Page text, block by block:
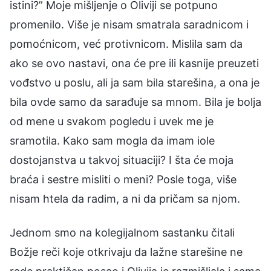
istini?” Moje mišljenje o Oliviji se potpuno
promenilo. Više je nisam smatrala saradnicom i
pomoćnicom, već protivnicom. Mislila sam da
ako se ovo nastavi, ona će pre ili kasnije preuzeti
vođstvo u poslu, ali ja sam bila starešina, a ona je
bila ovde samo da sarađuje sa mnom. Bila je bolja
od mene u svakom pogledu i uvek me je
sramotila. Kako sam mogla da imam iole
dostojanstva u takvoj situaciji? I šta će moja
braća i sestre misliti o meni? Posle toga, više
nisam htela da radim, a ni da pričam sa njom.
Jednom smo na kolegijalnom sastanku čitali
Božje reči koje otkrivaju da lažne starešine ne